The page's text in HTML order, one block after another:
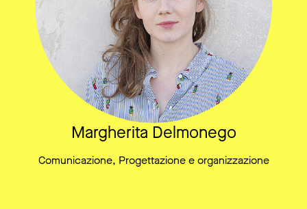
Margherita Delmonego
Comunicazione, Progettazione e organizzazione